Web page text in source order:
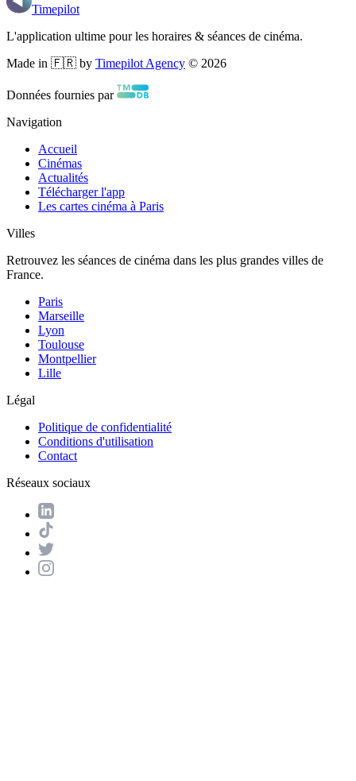
Timepilot
L'application ultime pour les horaires & séances de cinéma.
Made in 🇫🇷 by Timepilot Agency © 2026
Données fournies par
Navigation
Accueil
Cinémas
Actualités
Télécharger l'app
Les cartes cinéma à Paris
Villes
Retrouvez les séances de cinéma dans les plus grandes villes de
France.
Paris
Marseille
Lyon
Toulouse
Montpellier
Lille
Légal
Politique de confidentialité
Conditions d'utilisation
Contact
Réseaux sociaux